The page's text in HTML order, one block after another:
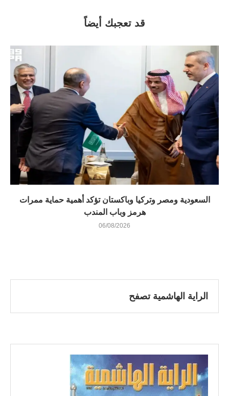
قد تعجبك أيضاً
السعودية ومصر وتركيا وباكستان تؤكد أهمية حماية ممرات
هرمز وباب المندب
06/08/2026
الراية الهاشمية تصفح